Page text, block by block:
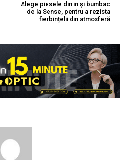
Alege piesele din in și bumbac
de la Sense, pentru a rezista
fierbințelii din atmosferă